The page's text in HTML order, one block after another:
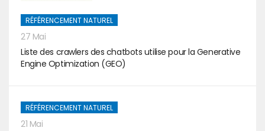
RÉFÉRENCEMENT NATUREL
27 Mai
Liste des crawlers des chatbots utilise pour la Generative
Engine Optimization (GEO)
RÉFÉRENCEMENT NATUREL
21 Mai